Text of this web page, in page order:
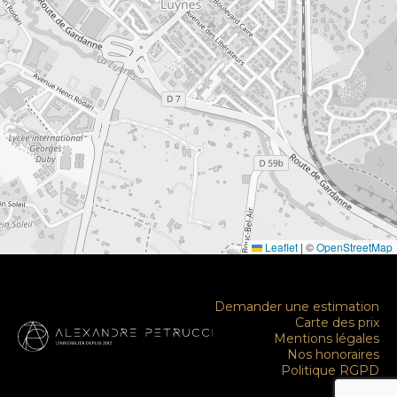
Leaflet | ©OpenStreetMap
Demander une estimation
Carte des prix
Mentions légales
Nos honoraires
Politique RGPD